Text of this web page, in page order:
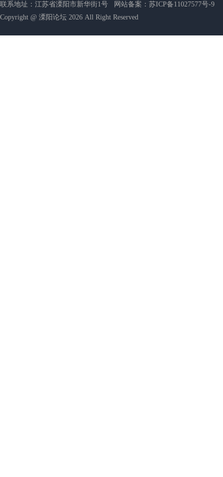
联系地址：江苏省溧阳市新华街1号 网站备案： 苏ICP备11027577号-9
Copyright @ 溧阳论坛 2026 All Right Reserved